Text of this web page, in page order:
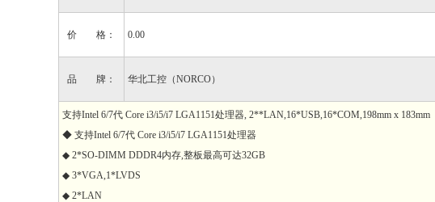
价 格： 0.00
品 牌： 华北工控（NORCO）
支持Intel 6/7代 Core i3/i5/i7 LGA1151处理器, 2**LAN,16*USB,16*COM,198mm x 183mm
◆ 支持Intel 6/7代 Core i3/i5/i7 LGA1151处理器
◆ 2*SO-DIMM DDDR4内存,整板最高可达32GB
◆ 3*VGA,1*LVDS
◆ 2*LAN